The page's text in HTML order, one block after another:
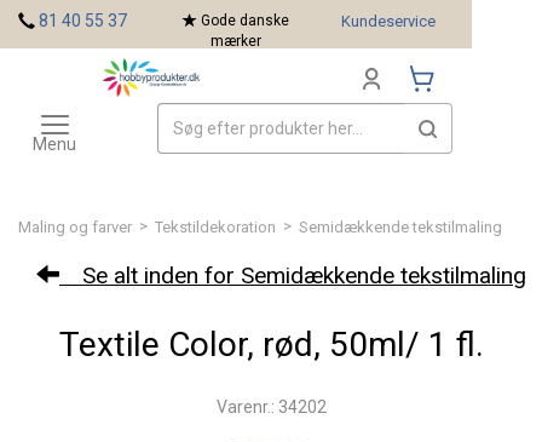
Maling og farver > Tekstildekoration > Semidækkende tekstilmaling
Se alt inden for Semidækkende tekstilmaling
Textile Color, rød, 50ml/ 1 fl.
Varenr.: 34202
81 40 55 37
Gode danske
mærker
Kundeservice
Toggle
navigation
Menu
Mærker